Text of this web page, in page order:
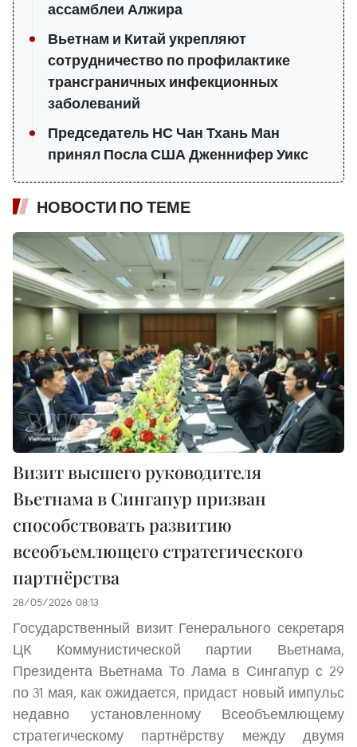
ассамблеи Алжира
Вьетнам и Китай укрепляют
сотрудничество по профилактике
трансграничных инфекционных
заболеваний
Председатель НС Чан Тхань Ман
принял Посла США Дженнифер Уикс
НОВОСТИ ПО ТЕМЕ
Визит высшего руководителя
Вьетнама в Сингапур призван
способствовать развитию
всеобъемлющего стратегического
партнёрства
28/05/2026 08:13
Государственный визит Генерального секретаря
ЦК Коммунистической партии Вьетнама,
Президента Вьетнама То Лама в Сингапур с 29
по 31 мая, как ожидается, придаст новый импульс
недавно установленному Всеобъемлющему
стратегическому партнёрству между двумя